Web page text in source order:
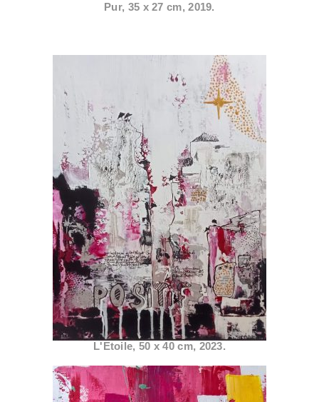
Pur, 35 x 27 cm, 2019.
L'Etoile, 50 x 40 cm, 2023.